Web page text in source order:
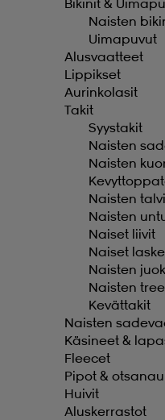
Bikinit &
Naisten
Uimapuvut
Alusvaatteet
Lippikset
Aurinkolasit
Takit
Syystakit
Naisten
Naisten
Naisten
Naisten
Naiset liivit
Naiset
Naisten
Naisten
Kevättakit
Naisten
Käsineet &
Fleecet
Pipot &
Huivit
Aluskerrastot